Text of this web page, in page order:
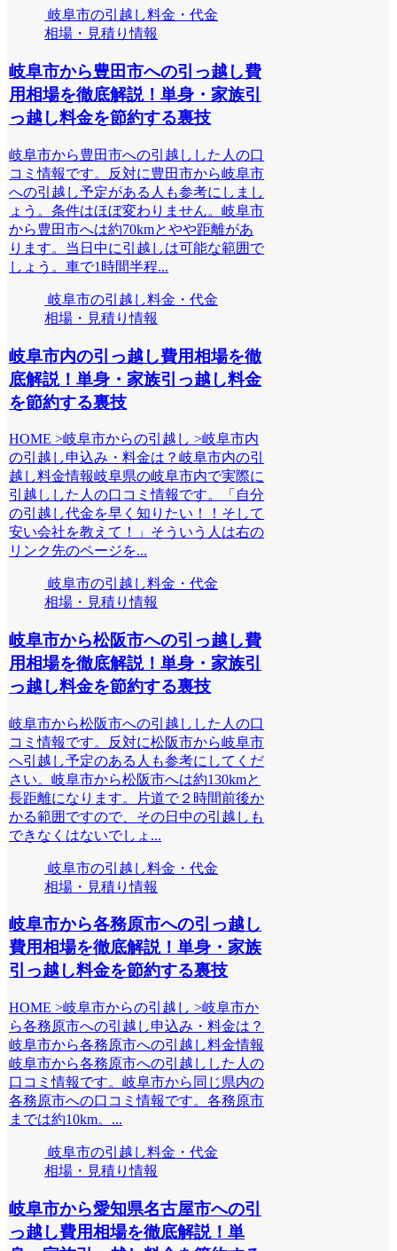
岐阜市の引越し料金・代金
相場・見積り情報
岐阜市から豊田市への引っ越し費
用相場を徹底解説！単身・家族引
っ越し料金を節約する裏技
岐阜市から豊田市への引越しした人の口
コミ情報です。反対に豊田市から岐阜市
への引越し予定がある人も参考にしまし
ょう。条件はほぼ変わりません。岐阜市
から豊田市へは約70kmとやや距離があ
ります。当日中に引越しは可能な範囲で
しょう。車で1時間半程...
岐阜市の引越し料金・代金
相場・見積り情報
岐阜市内の引っ越し費用相場を徹
底解説！単身・家族引っ越し料金
を節約する裏技
HOME >岐阜市からの引越し >岐阜市内
の引越し申込み・料金は？岐阜市内の引
越し料金情報岐阜県の岐阜市内で実際に
引越しした人の口コミ情報です。「自分
の引越し代金を早く知りたい！！そして
安い会社を教えて！」そういう人は右の
リンク先のページを...
岐阜市の引越し料金・代金
相場・見積り情報
岐阜市から松阪市への引っ越し費
用相場を徹底解説！単身・家族引
っ越し料金を節約する裏技
岐阜市から松阪市への引越しした人の口
コミ情報です。反対に松阪市から岐阜市
へ引越し予定のある人も参考にしてくだ
さい。岐阜市から松阪市へは約130kmと
長距離になります。片道で２時間前後か
かる範囲ですので、その日中の引越しも
できなくはないでしょ...
岐阜市の引越し料金・代金
相場・見積り情報
岐阜市から各務原市への引っ越し
費用相場を徹底解説！単身・家族
引っ越し料金を節約する裏技
HOME >岐阜市からの引越し >岐阜市か
ら各務原市への引越し申込み・料金は？
岐阜市から各務原市への引越し料金情報
岐阜市から各務原市への引越しした人の
口コミ情報です。岐阜市から同じ県内の
各務原市への口コミ情報です。各務原市
までは約10km。...
岐阜市の引越し料金・代金
相場・見積り情報
岐阜市から愛知県名古屋市への引
っ越し費用相場を徹底解説！単